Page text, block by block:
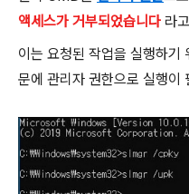
액세스가 거부되었습니다 라
이는 요청된 작업을 실행하기
문에 관리자 권한으로 실행이